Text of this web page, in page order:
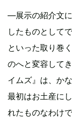
―展示の紹介文
したものとして
といった取り巻
のへと変容して
イムズ』は、か
最初はお土産に
れたものなわけ